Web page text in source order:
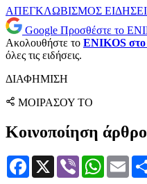
ΑΠΕΓΚΛΩΒΙΣΜΟΣ
Google Προσθέστε το
Ακολουθήστε το ENIKOS στο
όλες τις ειδήσεις.
ΔΙΑΦΗΜΙΣΗ
ΜΟΙΡΑΣΟΥ ΤΟ
Κοινοποίηση
Facebook
X Viber